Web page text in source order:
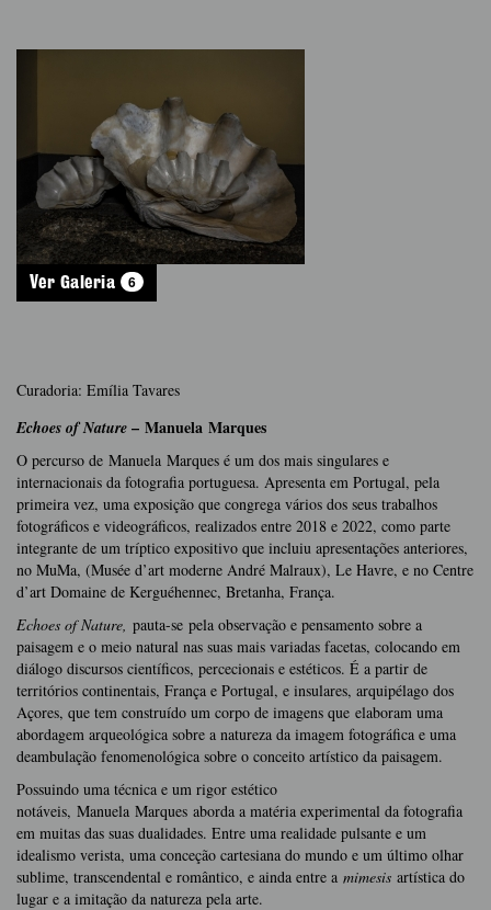
Ver Galeria 6
Curadoria: Emília Tavares
Echoes of Nature – Manuela Marques
O percurso de Manuela Marques é um dos mais singulares e
internacionais da fotografia portuguesa. Apresenta em Portugal, pela
primeira vez, uma exposição que congrega vários dos seus trabalhos
fotográficos e videográficos, realizados entre 2018 e 2022, como parte
integrante de um tríptico expositivo que incluiu apresentações anteriores,
no MuMa, (Musée d’art moderne André Malraux), Le Havre, e no Centre
d’art Domaine de Kerguéhennec, Bretanha, França.
Echoes of Nature, pauta-se pela observação e pensamento sobre a
paisagem e o meio natural nas suas mais variadas facetas, colocando em
diálogo discursos científicos, percecionais e estéticos. É a partir de
territórios continentais, França e Portugal, e insulares, arquipélago dos
Açores, que tem construído um corpo de imagens que elaboram uma
abordagem arqueológica sobre a natureza da imagem fotográfica e uma
deambulação fenomenológica sobre o conceito artístico da paisagem.
Possuindo uma técnica e um rigor estético
notáveis, Manuela Marques aborda a matéria experimental da fotografia
em muitas das suas dualidades. Entre uma realidade pulsante e um
idealismo verista, uma conceção cartesiana do mundo e um último olhar
sublime, transcendental e romântico, e ainda entre a mimesis artística do
lugar e a imitação da natureza pela arte.